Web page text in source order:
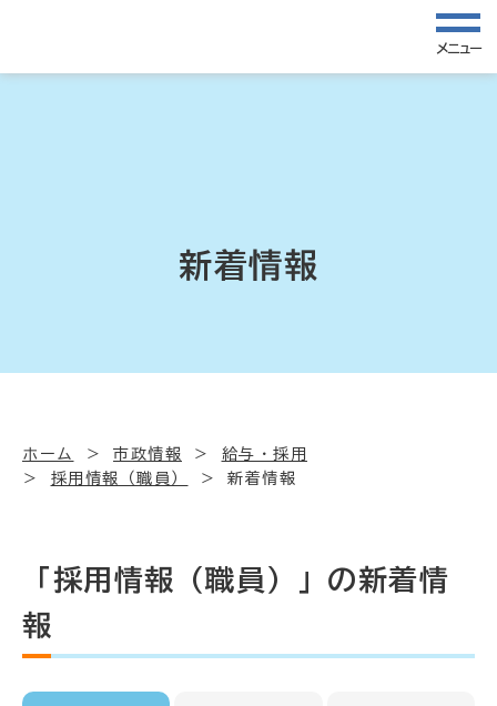
メニュー
新着情報
ホーム 市政情報
給与・採用
採用情報（職員）
新着情報
「採用情報（職員）」の新着情
報